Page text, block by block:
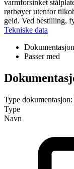
varmforsinket
rørbøyer utenfor
geid. Ved bestilling,
Tekniske data
Dokumentasjon
Passer med
Type dokumentasjon:
Type
Navn